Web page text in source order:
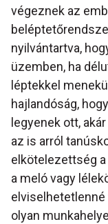
végeznek az
nyilvántartva,
üzemben, ha
léptekkel
hajlandóság,
legyenek ott,
az is arról
elkötelezettség
a meló vagy
olyan